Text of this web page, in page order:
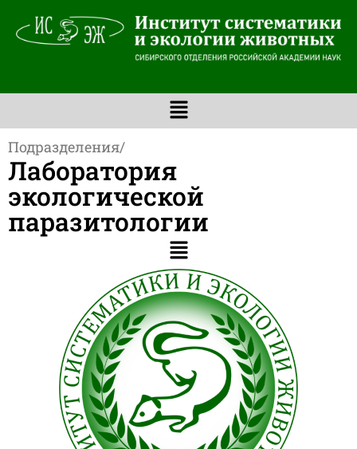
Подразделения/
Лаборатория
экологической
паразитологии